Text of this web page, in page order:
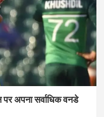
अपना सर्वाधिक वनडे